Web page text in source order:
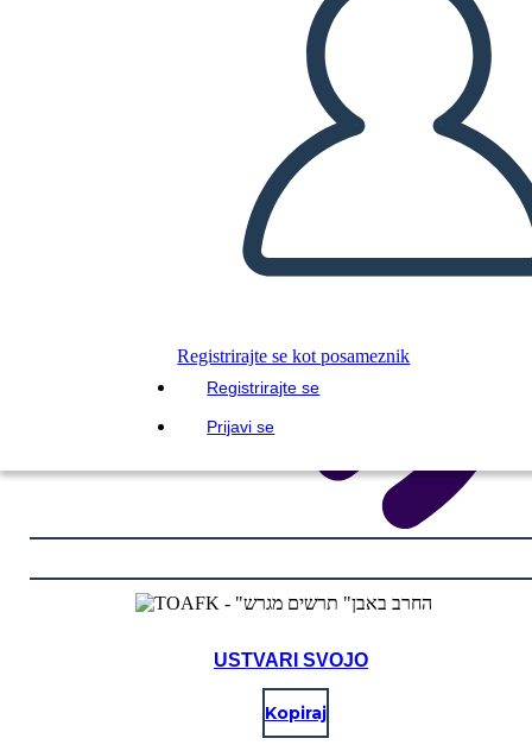
Registrirajte se kot posameznik
Registrirajte se
Prijavi se
PREDVAJANJE DIAPROJEKCIJE
PREBERI MI
USTVARI SVOJO
Kopiraj